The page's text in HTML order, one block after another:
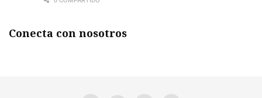
Conecta con nosotros